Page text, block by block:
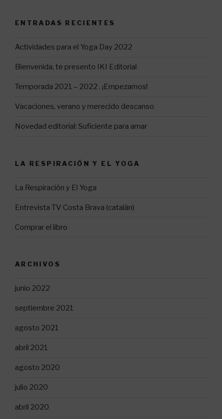
ENTRADAS RECIENTES
Actividades para el Yoga Day 2022
Bienvenida, te presento IKI Editorial
Temporada 2021 – 2022 . ¡Empezamos!
Vacaciones, verano y merecido descanso
Novedad editorial: Suficiente para amar
LA RESPIRACIÓN Y EL YOGA
La Respiración y El Yoga
Entrevista TV Costa Brava (catalán)
Comprar el libro
ARCHIVOS
junio 2022
septiembre 2021
agosto 2021
abril 2021
agosto 2020
julio 2020
abril 2020